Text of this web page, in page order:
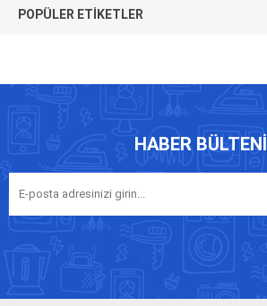
POPÜLER ETIKETLER
HABER BÜLTENI